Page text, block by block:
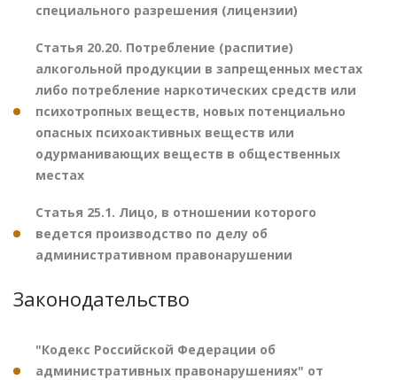
специального разрешения (лицензии)
Статья 20.20. Потребление (распитие)
алкогольной продукции в запрещенных местах
либо потребление наркотических средств или
психотропных веществ, новых потенциально
опасных психоактивных веществ или
одурманивающих веществ в общественных
местах
Статья 25.1. Лицо, в отношении которого
ведется производство по делу об
административном правонарушении
Законодательство
"Кодекс Российской Федерации об
административных правонарушениях" от